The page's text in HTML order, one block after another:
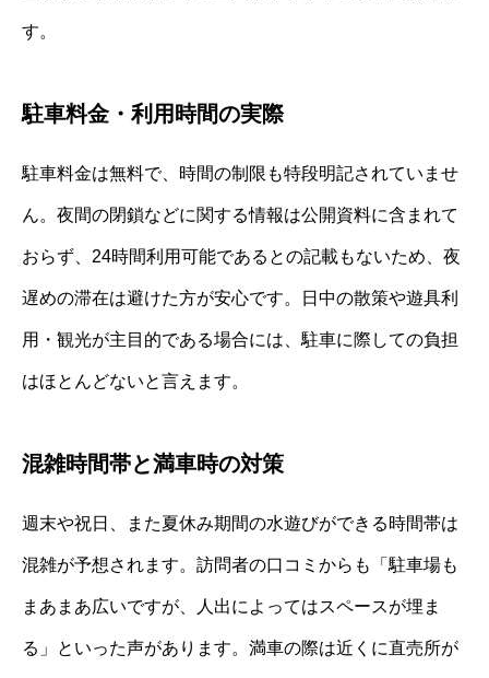
す。
駐車料金・利用時間の実際
駐車料金は無料で、時間の制限も特段明記されていませ
ん。夜間の閉鎖などに関する情報は公開資料に含まれて
おらず、24時間利用可能であるとの記載もないため、夜
遅めの滞在は避けた方が安心です。日中の散策や遊具利
用・観光が主目的である場合には、駐車に際しての負担
はほとんどないと言えます。
混雑時間帯と満車時の対策
週末や祝日、また夏休み期間の水遊びができる時間帯は
混雑が予想されます。訪問者の口コミからも「駐車場も
まあまあ広いですが、人出によってはスペースが埋ま
る」といった声があります。満車の際は近くに直売所が